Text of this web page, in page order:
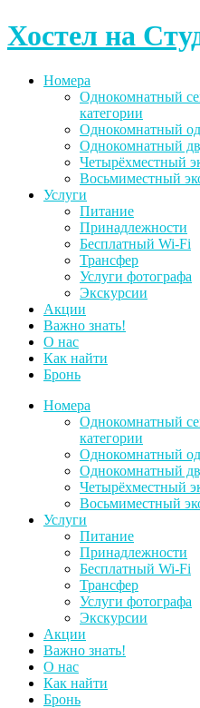
Skip
to
Хостел на
Номера
Однокомнатный
категории
Однокомнатный
Однокомнатный
Четырёхместный
Восьмиместный
Услуги
Питание
Принадлежности
Бесплатный Wi-Fi
Трансфер
Услуги фотографа
Экскурсии
Акции
Важно знать!
О нас
Как найти
Бронь
Номера
Однокомнатный
категории
Однокомнатный
Однокомнатный
Четырёхместный
Восьмиместный
Услуги
Питание
Принадлежности
Бесплатный Wi-Fi
Трансфер
Услуги фотографа
Экскурсии
Акции
Важно знать!
О нас
Как найти
Бронь